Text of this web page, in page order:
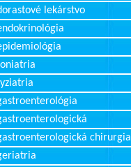
lekárstvo
chirurgia